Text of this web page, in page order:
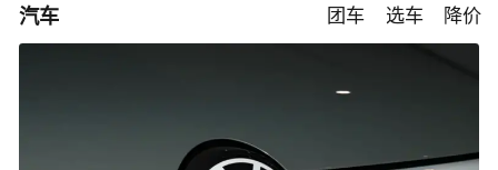
汽车 团车 选车 降价